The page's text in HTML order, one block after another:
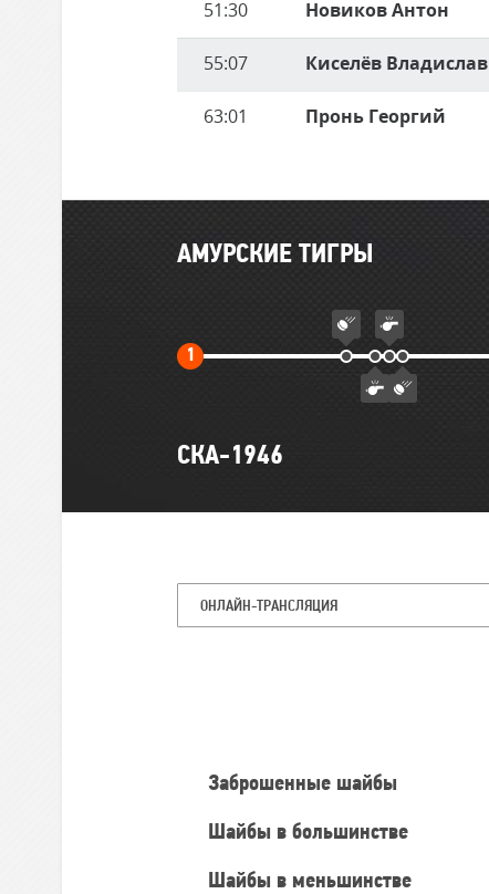
51:30 Новиков Антон
55:07 Киселёв Владислав
63:01 Пронь Георгий
Главные
АМУРСКИЕ ТИГРЫ
1 Первый
СКА-1946
ОНЛАЙН-ТРАНСЛЯЦИЯ
Заброшенные шайбы
Шайбы в большинстве
Шайбы в меньшинстве